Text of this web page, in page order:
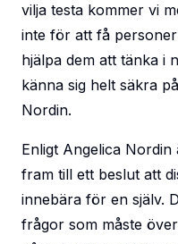
vilja testa kommer vi
inte för att få
hjälpa dem att tänka i
känna sig helt säkra
Nordin.
Enligt Angelica
fram till ett beslut att
innebära för en själv.
frågor som måste